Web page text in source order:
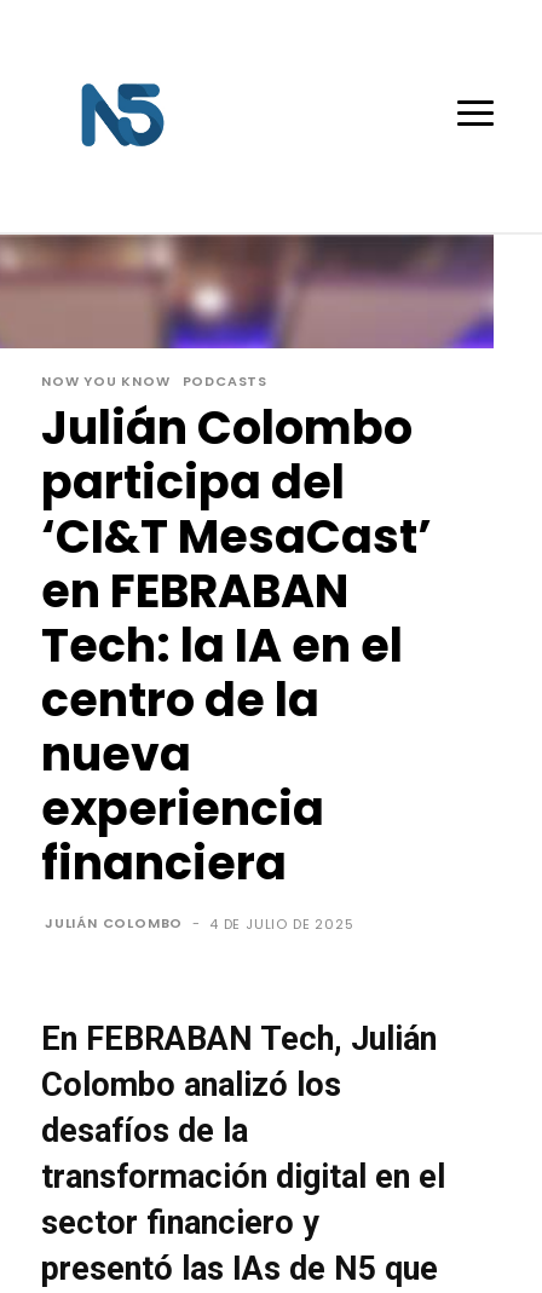
NOW YOU KNOW PODCASTS
Julián Colombo
participa del
‘CI&T MesaCast’
en FEBRABAN
Tech: la IA en el
centro de la
nueva
experiencia
financiera
JULIÁN COLOMBO - 4 DE JULIO DE 2025
En FEBRABAN Tech, Julián
Colombo analizó los
desafíos de la
transformación digital en el
sector financiero y
presentó las IAs de N5 que